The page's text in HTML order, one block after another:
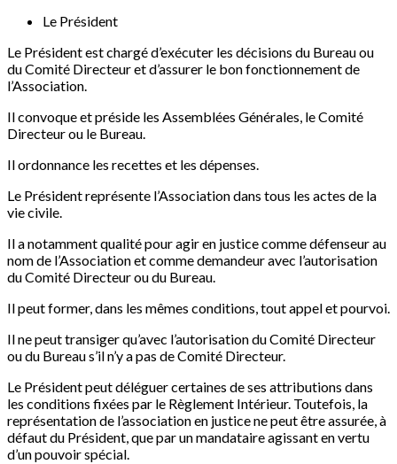
Le Président
Le Président est chargé d’exécuter les décisions du Bureau ou
du Comité Directeur et d’assurer le bon fonctionnement de
l’Association.
Il convoque et préside les Assemblées Générales, le Comité
Directeur ou le Bureau.
Il ordonnance les recettes et les dépenses.
Le Président représente l’Association dans tous les actes de la
vie civile.
Il a notamment qualité pour agir en justice comme défenseur au
nom de l’Association et comme demandeur avec l’autorisation
du Comité Directeur ou du Bureau.
Il peut former, dans les mêmes conditions, tout appel et pourvoi.
Il ne peut transiger qu’avec l’autorisation du Comité Directeur
ou du Bureau s’il n’y a pas de Comité Directeur.
Le Président peut déléguer certaines de ses attributions dans
les conditions fixées par le Règlement Intérieur. Toutefois, la
représentation de l’association en justice ne peut être assurée, à
défaut du Président, que par un mandataire agissant en vertu
d’un pouvoir spécial.